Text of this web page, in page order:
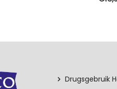
kan gekozen worden op de
Drugsgebruik